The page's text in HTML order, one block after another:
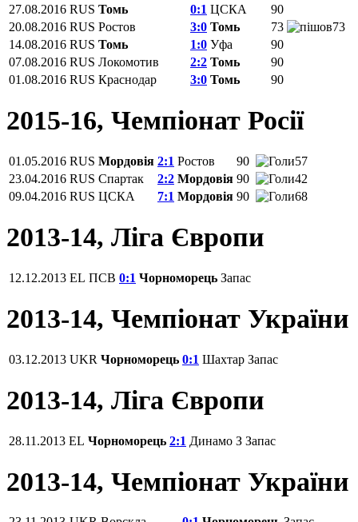
27.08.2016 RUS Томь 0:1 ЦСКА
90
20.08.2016 RUS Ростов 3:0 Томь 73
73
14.08.2016 RUS Томь 1:0 Уфа
90
07.08.2016 RUS Локомотив 2:2 Томь
90
01.08.2016 RUS Краснодар 3:0 Томь 90
2015-16, Чемпіонат Росії
01.05.2016 RUS Мордовія 2:1 Ростов 90
57
23.04.2016 RUS Спартак 2:2 Мордовія 90
42
09.04.2016 RUS ЦСКА 7:1 Мордовія 90 68
2013-14, Ліга Європи
12.12.2013 EL ПСВ 0:1 Чорноморець Запас
2013-14, Чемпіонат України
03.12.2013 UKR Чорноморець 0:1 Шахтар Запас
2013-14, Ліга Європи
28.11.2013 EL Чорноморець 2:1 Динамо З Запас
2013-14, Чемпіонат України